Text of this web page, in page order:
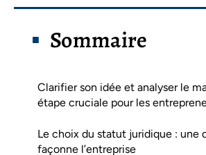
Sommaire
Clarifier son idée et analyser le
étape cruciale pour les
Le choix du statut juridique : une
façonne l’entreprise